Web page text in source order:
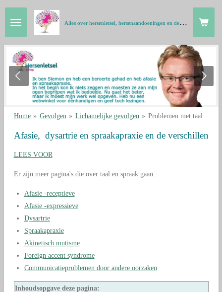
Ga
direct
naar
hoofdinhoud
A
lles over hersenletsel, hersenaandoeningen en de hersenen in gewone taal
Home » Gevolgen » Lichamelijke gevolgen » Problemen met taal
Afasie, dysartrie en spraakapraxie en de verschillen
LEES VOOR
Er zijn meer pagina's die over taal en spraak gaan :
Afasie -receptieve
Afasie -expressieve
Dysartrie
Spraakapraxie
Akinetisch mutisme
Foreign accent syndrome
Communicatieproblemen door andere oorzaken
Inhoudsopgave deze pagina: